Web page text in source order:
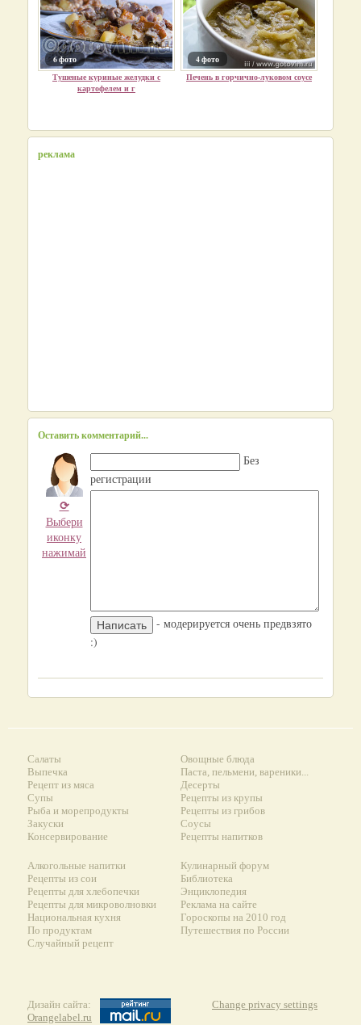
6 фото
Тушеные куриные желудки с
картофелем и г
4 фото
Печень в горчично-луковом соусе
реклама
Оставить комментарий...
⟳
Выбери
иконку
нажимай
Без
регистрации
- модерируется очень предвзято
:)
Салаты
Выпечка
Рецепт из мяса
Супы
Рыба и морепродукты
Закуски
Консервирование
Овощные блюда
Паста, пельмени, вареники...
Десерты
Рецепты из крупы
Рецепты из грибов
Соусы
Рецепты напитков
Алкогольные напитки
Рецепты из сои
Рецепты для хлебопечки
Рецепты для микроволновки
Национальная кухня
По продуктам
Случайный рецепт
Кулинарный форум
Библиотека
Энциклопедия
Реклама на сайте
Гороскопы на 2010 год
Путешествия по России
Дизайн сайта:
Orangelabel.ru
Change privacy settings